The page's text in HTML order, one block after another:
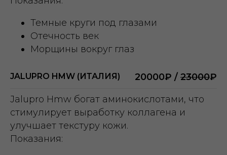
Темные круги под глазами
Отечность век
Морщины вокруг глаз
JALUPRO HMW (ИТАЛИЯ) 20000₽ / 23000₽
Jalupro Hmw богат аминокислотами, что
стимулирует выработку коллагена и
улучшает текстуру кожи.
Показания: